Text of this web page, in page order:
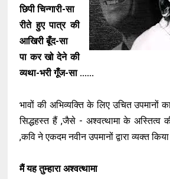
छिपी चिन्गारी-सा
रीते हुए पात्र की
आखिरी बूँद-सा
पा कर खो देने की
व्यथा-भरी गूँज-सा ......
भावों की अभिव्यक्ति के लिए उचित उपमानों
सिद्धहस्त हैं ,जैसे - अश्वत्थामा के अस्तित्व
,कवि ने एकदम नवीन उपमानों द्वारा व्यक्त
मैं यह तुम्हारा अश्वत्थामा